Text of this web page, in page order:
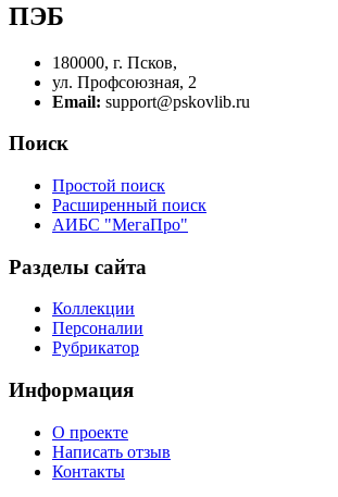
ПЭБ
180000, г. Псков,
ул. Профсоюзная, 2
Email: support@pskovlib.ru
Поиск
Простой поиск
Расширенный поиск
АИБС "МегаПро"
Разделы сайта
Коллекции
Персоналии
Рубрикатор
Информация
О проекте
Написать отзыв
Контакты